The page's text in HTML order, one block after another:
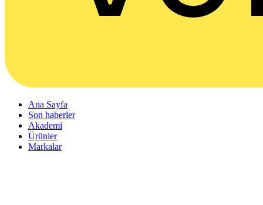
Ana Sayfa
Son haberler
Akademi
Ürünler
Markalar